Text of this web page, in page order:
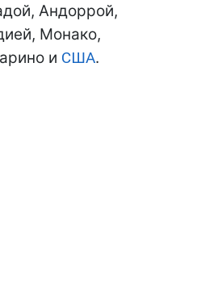
Андоррой,
Монако,
и США.